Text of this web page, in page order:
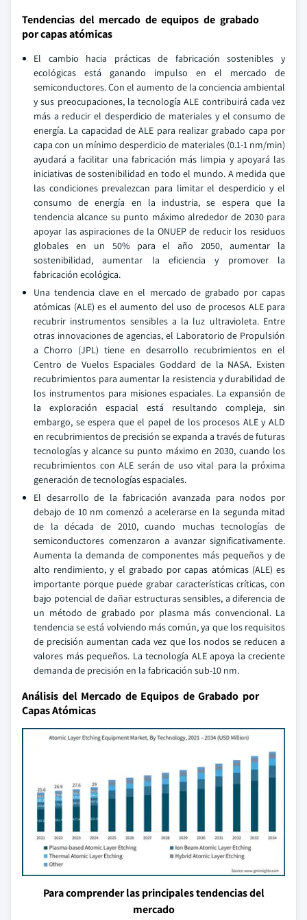
Tendencias del mercado de equipos de grabado
por capas atómicas
El cambio hacia prácticas de fabricación sostenibles y
ecológicas está ganando impulso en el mercado de
semiconductores. Con el aumento de la conciencia ambiental
y sus preocupaciones, la tecnología ALE contribuirá cada vez
más a reducir el desperdicio de materiales y el consumo de
energía. La capacidad de ALE para realizar grabado capa por
capa con un mínimo desperdicio de materiales (0.1-1 nm/min)
ayudará a facilitar una fabricación más limpia y apoyará las
iniciativas de sostenibilidad en todo el mundo. A medida que
las condiciones prevalezcan para limitar el desperdicio y el
consumo de energía en la industria, se espera que la
tendencia alcance su punto máximo alrededor de 2030 para
apoyar las aspiraciones de la ONUEP de reducir los residuos
globales en un 50% para el año 2050, aumentar la
sostenibilidad, aumentar la eficiencia y promover la
fabricación ecológica.
Una tendencia clave en el mercado de grabado por capas
atómicas (ALE) es el aumento del uso de procesos ALE para
recubrir instrumentos sensibles a la luz ultravioleta. Entre
otras innovaciones de agencias, el Laboratorio de Propulsión
a Chorro (JPL) tiene en desarrollo recubrimientos en el
Centro de Vuelos Espaciales Goddard de la NASA. Existen
recubrimientos para aumentar la resistencia y durabilidad de
los instrumentos para misiones espaciales. La expansión de
la exploración espacial está resultando compleja, sin
embargo, se espera que el papel de los procesos ALE y ALD
en recubrimientos de precisión se expanda a través de futuras
tecnologías y alcance su punto máximo en 2030, cuando los
recubrimientos con ALE serán de uso vital para la próxima
generación de tecnologías espaciales.
El desarrollo de la fabricación avanzada para nodos por
debajo de 10 nm comenzó a acelerarse en la segunda mitad
de la década de 2010, cuando muchas tecnologías de
semiconductores comenzaron a avanzar significativamente.
Aumenta la demanda de componentes más pequeños y de
alto rendimiento, y el grabado por capas atómicas (ALE) es
importante porque puede grabar características críticas, con
bajo potencial de dañar estructuras sensibles, a diferencia de
un método de grabado por plasma más convencional. La
tendencia se está volviendo más común, ya que los requisitos
de precisión aumentan cada vez que los nodos se reducen a
valores más pequeños. La tecnología ALE apoya la creciente
demanda de precisión en la fabricación sub-10 nm.
Análisis del Mercado de Equipos de Grabado por
Capas Atómicas
Para comprender las principales tendencias del
mercado